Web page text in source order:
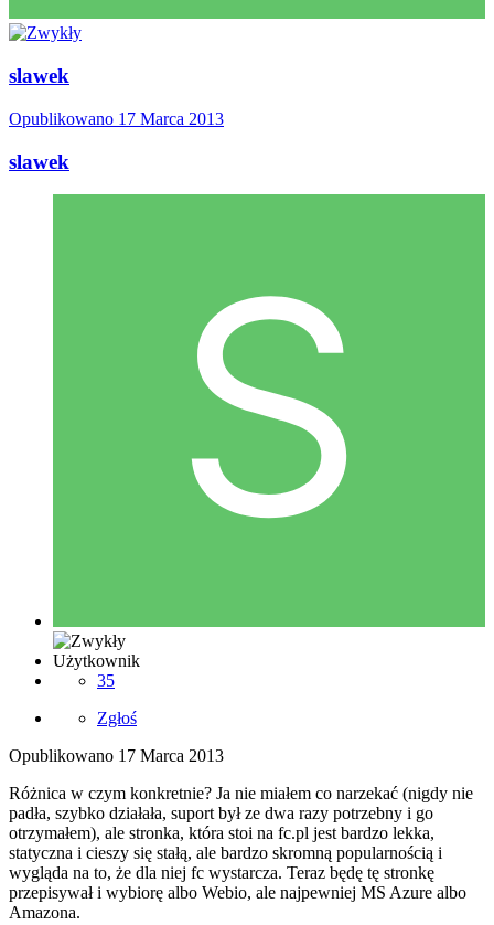
slawek
Opublikowano 17 Marca 2013
slawek
Użytkownik
35
Zgłoś
Opublikowano 17 Marca 2013
Różnica w czym konkretnie? Ja nie miałem co narzekać (nigdy nie
padła, szybko działała, suport był ze dwa razy potrzebny i go
otrzymałem), ale stronka, która stoi na fc.pl jest bardzo lekka,
statyczna i cieszy się stałą, ale bardzo skromną popularnością i
wygląda na to, że dla niej fc wystarcza. Teraz będę tę stronkę
przepisywał i wybiorę albo Webio, ale najpewniej MS Azure albo
Amazona.